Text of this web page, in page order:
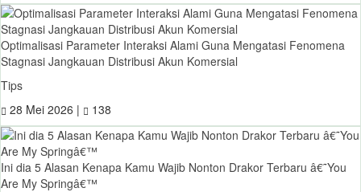
Optimalisasi Parameter Interaksi Alami Guna Mengatasi Fenomena
Stagnasi Jangkauan Distribusi Akun Komersial
Tips
28 Mei 2026 |
138
Ini dia 5 Alasan Kenapa Kamu Wajib Nonton Drakor Terbaru â€˜You
Are My Springâ€™